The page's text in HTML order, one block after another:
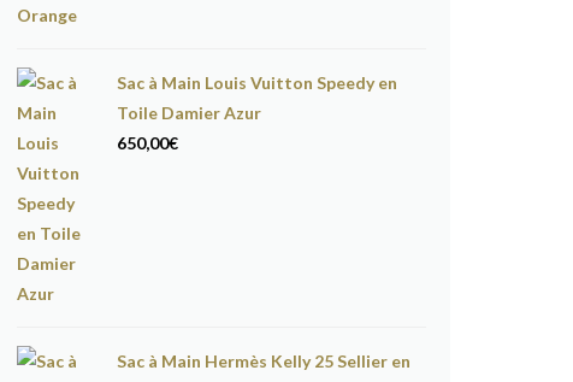
Sac à Main Louis Vuitton Speedy en
Toile Damier Azur
650,00€
Sac à Main Hermès Kelly 25 Sellier en